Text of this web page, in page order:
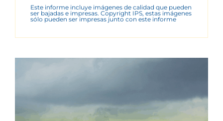
Este informe incluye imágenes de calidad que pueden
ser bajadas e impresas. Copyright IPS, estas imágenes
sólo pueden ser impresas junto con este informe